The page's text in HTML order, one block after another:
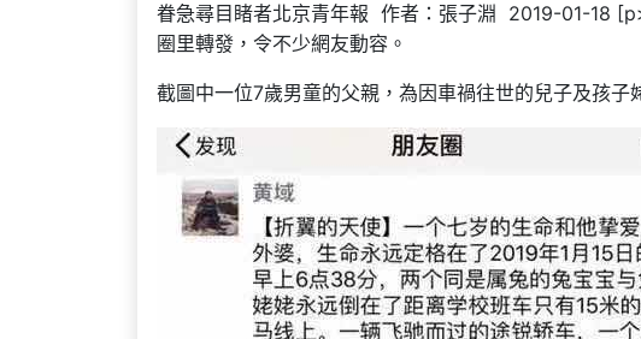
眷急尋目睹者北京青年報 作者：張子淵 2019-01-18
圈里轉發，令不少網友動容。
截圖中一位7歲男童的父親，為因車禍往世的兒子及孩子